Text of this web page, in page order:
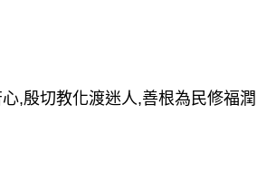
切教化渡迷人,善根為民修福潤